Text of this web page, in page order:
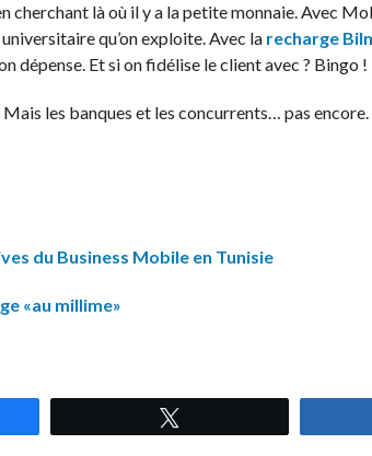
cherchant là où il y a la petite monnaie. Avec
qu’on exploite. Avec la recharge
dépense. Et si on fidélise le client avec ? Bingo !
Mais les banques et les concurrents… pas encore.
du Business Mobile en Tunisie
«au millime»